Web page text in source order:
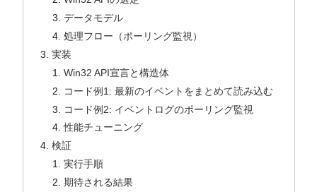
データモデル
処理フロー（ポーリング監視）
実装
Win32 API宣言と構造体
コード例1: 最新のイベントをまとめて読み込む
コード例2: イベントログのポーリング監視
性能チューニング
検証
実行手順
期待される結果